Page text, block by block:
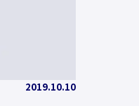
2019.10.10